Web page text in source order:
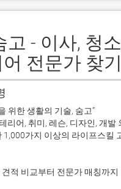
고 - 이사, 청
전문가 찾기
위한 생활의 기술, 숨고”
리어, 취미, 레슨, 디자인, 개발
1,000가지 이상의 라이프스킬
견적 비교부터 전문가 매칭까지